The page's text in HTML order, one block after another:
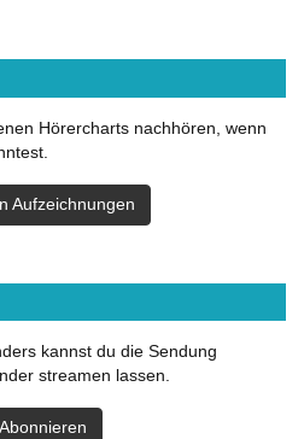
Hörercharts nachhören, wenn
Aufzeichnungen
kannst du die Sendung
streamen lassen.
Abonnieren